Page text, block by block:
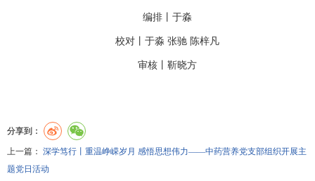
编排丨于淼
校对丨于淼 张驰 陈梓凡
审核丨靳晓方
分享到：
上一篇： 深学笃行丨重温峥嵘岁月 感悟思想伟力——中药营养党支部组织开展主
题党日活动